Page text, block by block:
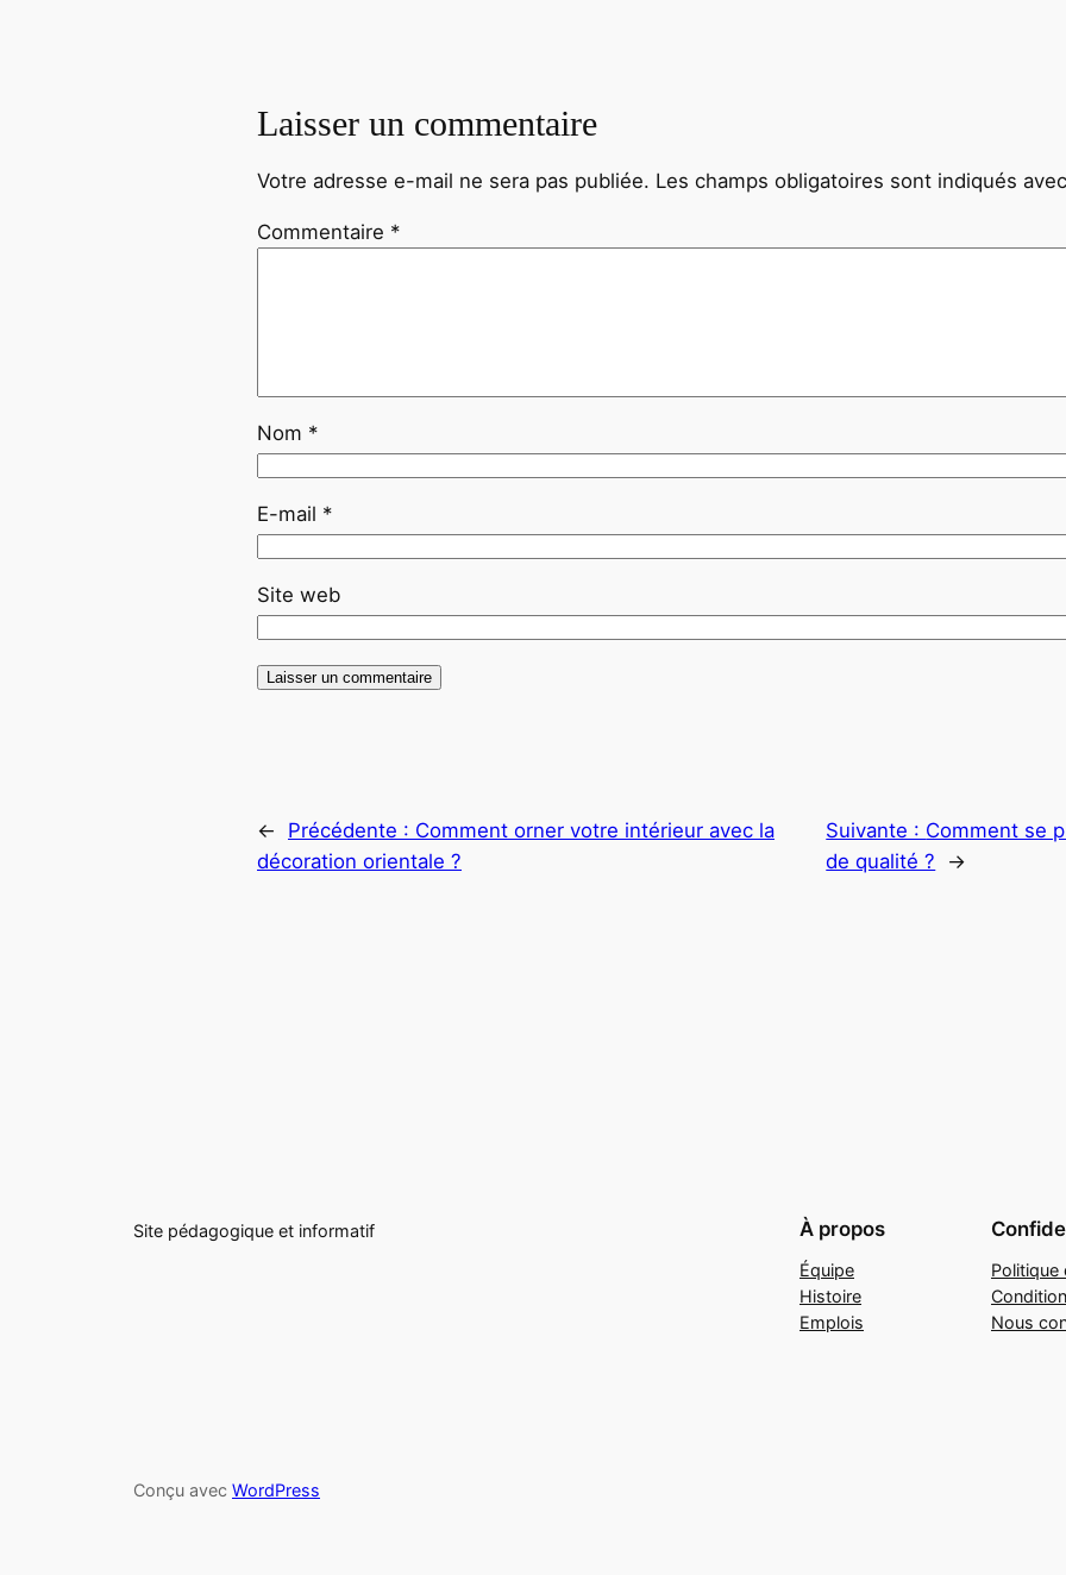
Laisser un commentaire
Votre adresse e-mail ne sera pas publiée. Les champs obligatoires sont indiqués
Commentaire *
Nom *
E-mail *
Site web
← Précédente : Comment orner votre intérieur avec la
décoration orientale ?
Suivante : Comment se
de qualité ?
→
Site pédagogique et informatif À propos
Équipe
Histoire
Emplois
Politique
Nous
Conçu avec WordPress